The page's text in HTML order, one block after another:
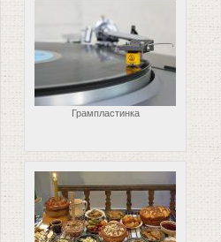
Грампластинка